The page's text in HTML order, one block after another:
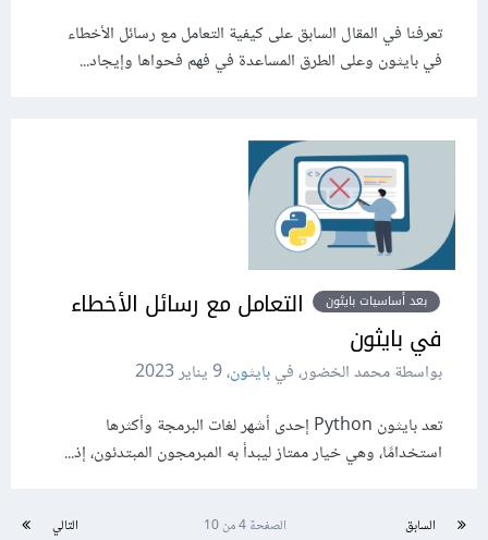
تعرفنا في المقال السابق على كيفية التعامل مع رسائل الأخطاء
في بايثون وعلى الطرق المساعدة في فهم فحواها وإيجاد...
بعد أساسيات بايثون
التعامل مع رسائل الأخطاء
في بايثون
بواسطة محمد الخضور، فيبايثون،9 يناير 2023
تعد بايثون Python إحدى أشهر لغات البرمجة وأكثرها
استخدامًا، وهي خيار ممتاز ليبدأ به المبرمجون المبتدئون، إذ...
السابق التالي الصفحة 4 من 10